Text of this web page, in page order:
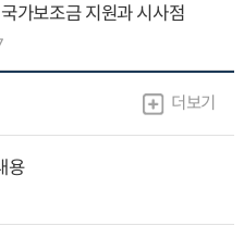
가보조금 지원과 시사점
더보기
용